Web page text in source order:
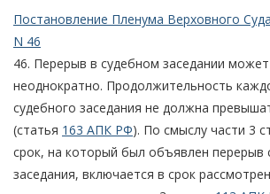
Постановление Пленума Верховного
N 46
46. Перерыв в судебном заседании
неоднократно. Продолжительность
судебного заседания не должна
(статья 163 АПК РФ). По смыслу части 3
срок, на который был объявлен перерыв
заседания, включается в срок